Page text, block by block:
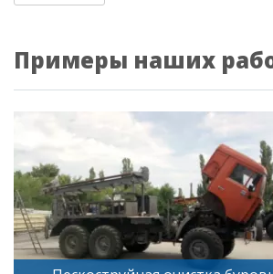
Примеры наших